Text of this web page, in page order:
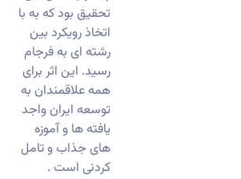
تحقیق بود که به با
اتخاذ رویکرد بین
رشته ای به فرجام
رسید. این اثر برای
همه علاقمندان به
توسعه ایران واجد
یافته ها و آموزه
های جذاب و تامل
کردنی است .